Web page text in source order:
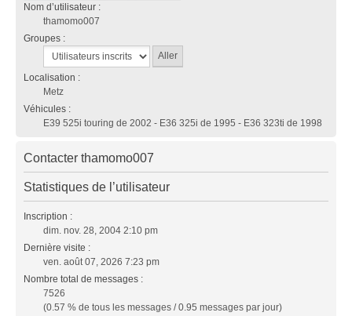
Nom d’utilisateur :
thamomo007
Groupes :
Localisation :
Metz
Véhicules :
E39 525i touring de 2002 - E36 325i de 1995 - E36 323ti de 1998
Contacter thamomo007
Statistiques de l’utilisateur
Inscription :
dim. nov. 28, 2004 2:10 pm
Dernière visite :
ven. août 07, 2026 7:23 pm
Nombre total de messages :
7526
(0.57 % de tous les messages / 0.95 messages par jour)